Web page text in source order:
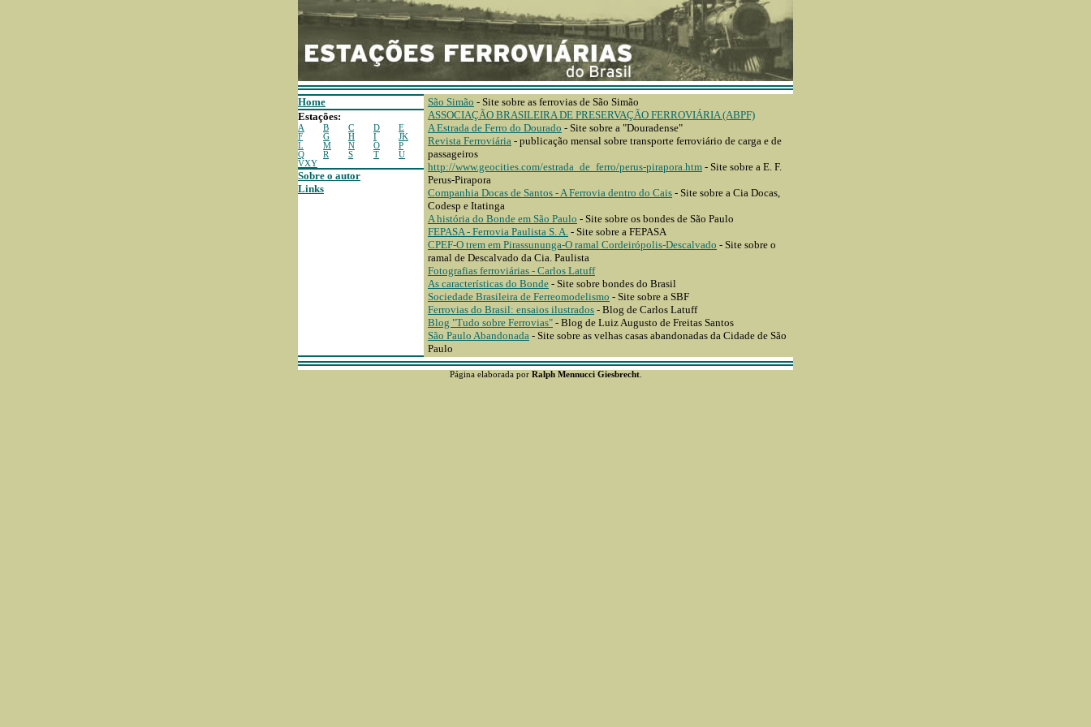
Home
Estações:
A B C D
E
F
G H I
JK
L
M N O
P
Q
R S T
U
VXY
Sobre o autor
Links
São Simão - Site sobre as ferrovias de São Simão
ASSOCIAÇÃO BRASILEIRA DE PRESERVAÇÃO FERROVIÁRIA (ABPF)
A Estrada de Ferro do Dourado - Site sobre a "Douradense"
Revista Ferroviária - publicação mensal sobre transporte ferroviário de carga e de
passageiros
http://www.geocities.com/estrada_de_ferro/perus-pirapora.htm - Site sobre a E. F.
Perus-Pirapora
Companhia Docas de Santos - A Ferrovia dentro do Cais - Site sobre a Cia Docas,
Codesp e Itatinga
A história do Bonde em São Paulo - Site sobre os bondes de São Paulo
FEPASA - Ferrovia Paulista S. A. - Site sobre a FEPASA
CPEF-O trem em Pirassununga-O ramal Cordeirópolis-Descalvado - Site sobre o
ramal de Descalvado da Cia. Paulista
Fotografias ferroviárias - Carlos Latuff
As características do Bonde - Site sobre bondes do Brasil
Sociedade Brasileira de Ferreomodelismo - Site sobre a SBF
Ferrovias do Brasil: ensaios ilustrados - Blog de Carlos Latuff
Blog "Tudo sobre Ferrovias" - Blog de Luiz Augusto de Freitas Santos
São Paulo Abandonada - Site sobre as velhas casas abandonadas da Cidade de São
Paulo
Página elaborada por Ralph Mennucci Giesbrecht.